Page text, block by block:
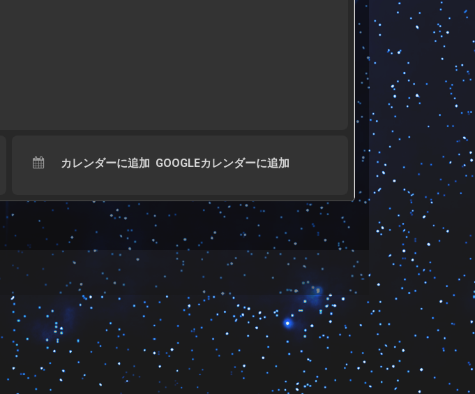
カレンダーに追加 GOOGLEカレンダーに追加